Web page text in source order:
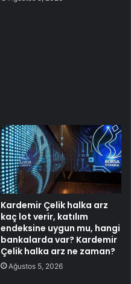
Kardemir Çelik halka arz
kaç lot verir, katılım
endeksine uygun mu, hangi
bankalarda var? Kardemir
Çelik halka arz ne zaman?
Ağustos 5, 2026